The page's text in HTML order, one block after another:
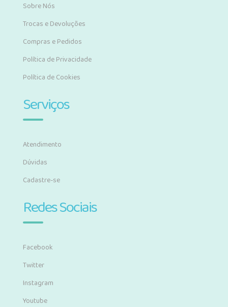
Sobre Nós
Trocas e Devoluções
Compras e Pedidos
Política de Privacidade
Política de Cookies
Serviços
Atendimento
Dúvidas
Cadastre-se
Redes Sociais
Facebook
Twitter
Instagram
Youtube